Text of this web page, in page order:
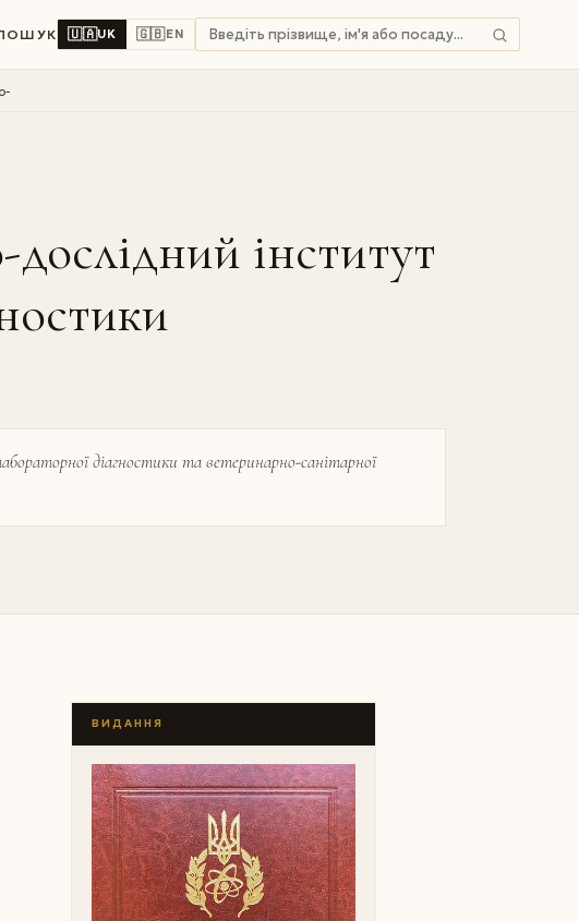
🇺🇦UK 🇬🇧EN
інститут
діагностики та ветеринарно-санітарної
ВИДАННЯ